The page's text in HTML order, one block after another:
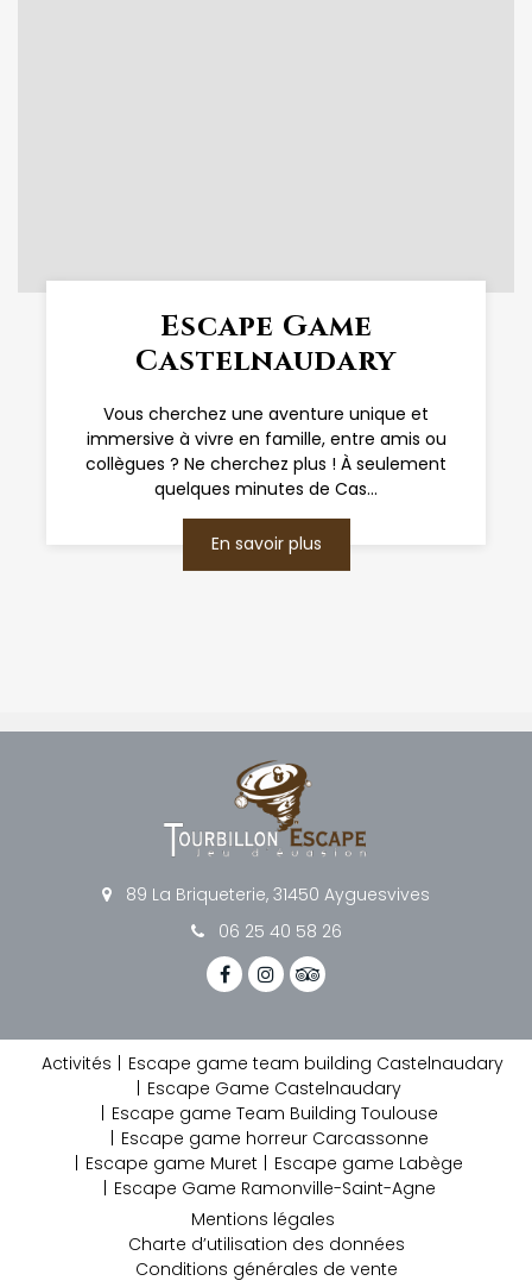
Escape Game
Castelnaudary
Vous cherchez une aventure unique et
immersive à vivre en famille, entre amis ou
collègues ? Ne cherchez plus ! À seulement
quelques minutes de Cas...
En savoir plus
89 La Briqueterie, 31450 Ayguesvives
06 25 40 58 26
Activités
Escape game team building Castelnaudary
Escape Game Castelnaudary
Escape game Team Building Toulouse
Escape game horreur Carcassonne
Escape game Muret
Escape game Labège
Escape Game Ramonville-Saint-Agne
Mentions légales
Charte d’utilisation des données
Conditions générales de vente